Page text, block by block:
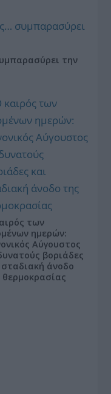
την
των
ημερών:
Αύγουστος
βοριάδες
σταδιακή άνοδο
θερμοκρασίας